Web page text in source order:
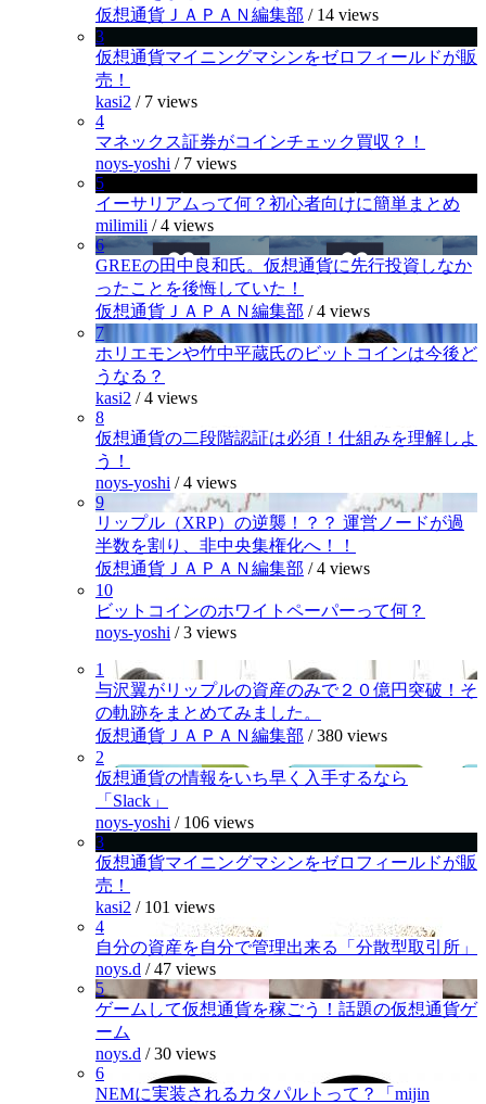
仮想通貨ＪＡＰＡＮ編集部 / 14 views
3
仮想通貨マイニングマシンをゼロフィールドが販
売！
kasi2 / 7 views
4
マネックス証券がコインチェック買収？！
noys-yoshi / 7 views
5
イーサリアムって何？初心者向けに簡単まとめ
milimili /4 views
6
GREEの田中良和氏。仮想通貨に先行投資しなか
ったことを後悔していた！
仮想通貨ＪＡＰＡＮ編集部 /4 views
7
ホリエモンや竹中平蔵氏のビットコインは今後ど
うなる？
kasi2 /4 views
8
仮想通貨の二段階認証は必須！仕組みを理解しよ
う！
noys-yoshi /4 views
9
リップル（XRP）の逆襲！？？ 運営ノードが過
半数を割り、非中央集権化へ！！
仮想通貨ＪＡＰＡＮ編集部 /4 views
10
ビットコインのホワイトペーパーって何？
noys-yoshi /3 views
1
与沢翼がリップルの資産のみで２０億円突破！そ
の軌跡をまとめてみました。
仮想通貨ＪＡＰＡＮ編集部 /380 views
2
仮想通貨の情報をいち早く入手するなら
「Slack」
noys-yoshi / 106 views
3
仮想通貨マイニングマシンをゼロフィールドが販
売！
kasi2 / 101 views
4
自分の資産を自分で管理出来る「分散型取引所」
noys.d /47 views
5
ゲームして仮想通貨を稼ごう！話題の仮想通貨ゲ
ーム
noys.d /30 views
6
NEMに実装されるカタパルトって？「mijin